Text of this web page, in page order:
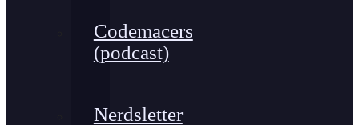
Codemacers
(podcast)
Nerdsletter